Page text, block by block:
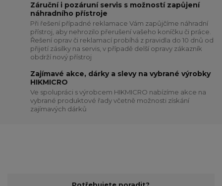
Záruční i pozáruní servis s možností zapůjení
náhradního přístroje
Při řešení případné reklamace Vám zapůjčíme náhradní
přístroj, aby nehrozilo přerušení vašeho koníčku či práce.
Řešení oprav či reklamací probíhá z pravidla do 10 dnů od
přijetí zásilky na servis, v případě delší opravy zákazník
obdrží nový přístroj
Zajímavé akce, dárky a slevy na vybrané výrobky
HIKMICRO
Ve spolupráci s výrobcem HIKMICRO nabízíme akce na
vybrané produktové řady včetně možnosti získání
zajímavých dárků
Potřebujete poradit?